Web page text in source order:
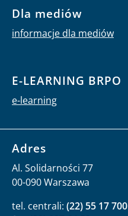
Dla mediów
informacje dla mediów
E-LEARNING BRPO
e-learning
Adres
Al. Solidarności 77
00-090 Warszawa
tel. centrali: (22) 55 17 700